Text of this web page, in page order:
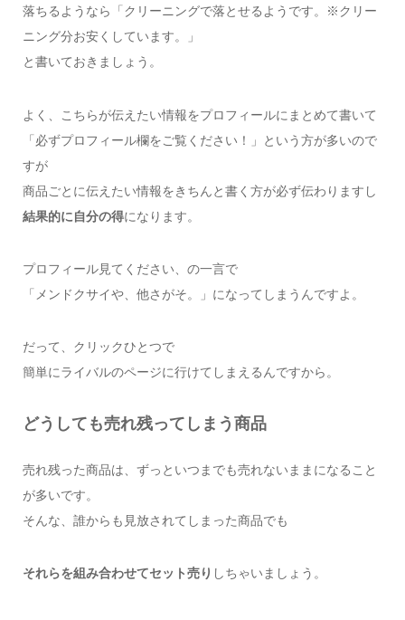
落ちるようなら「クリーニングで落とせるようです。※クリー
ニング分お安くしています。」
と書いておきましょう。
よく、こちらが伝えたい情報をプロフィールにまとめて書いて
「必ずプロフィール欄をご覧ください！」という方が多いので
すが
商品ごとに伝えたい情報をきちんと書く方が必ず伝わりますし
結果的に自分の得になります。
プロフィール見てください、の一言で
「メンドクサイや、他さがそ。」になってしまうんですよ。
だって、クリックひとつで
簡単にライバルのページに行けてしまえるんですから。
どうしても売れ残ってしまう商品
売れ残った商品は、ずっといつまでも売れないままになること
が多いです。
そんな、誰からも見放されてしまった商品でも
それらを組み合わせてセット売り しちゃいましょう。